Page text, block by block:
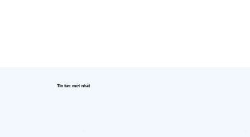
Tin tức mới nhất